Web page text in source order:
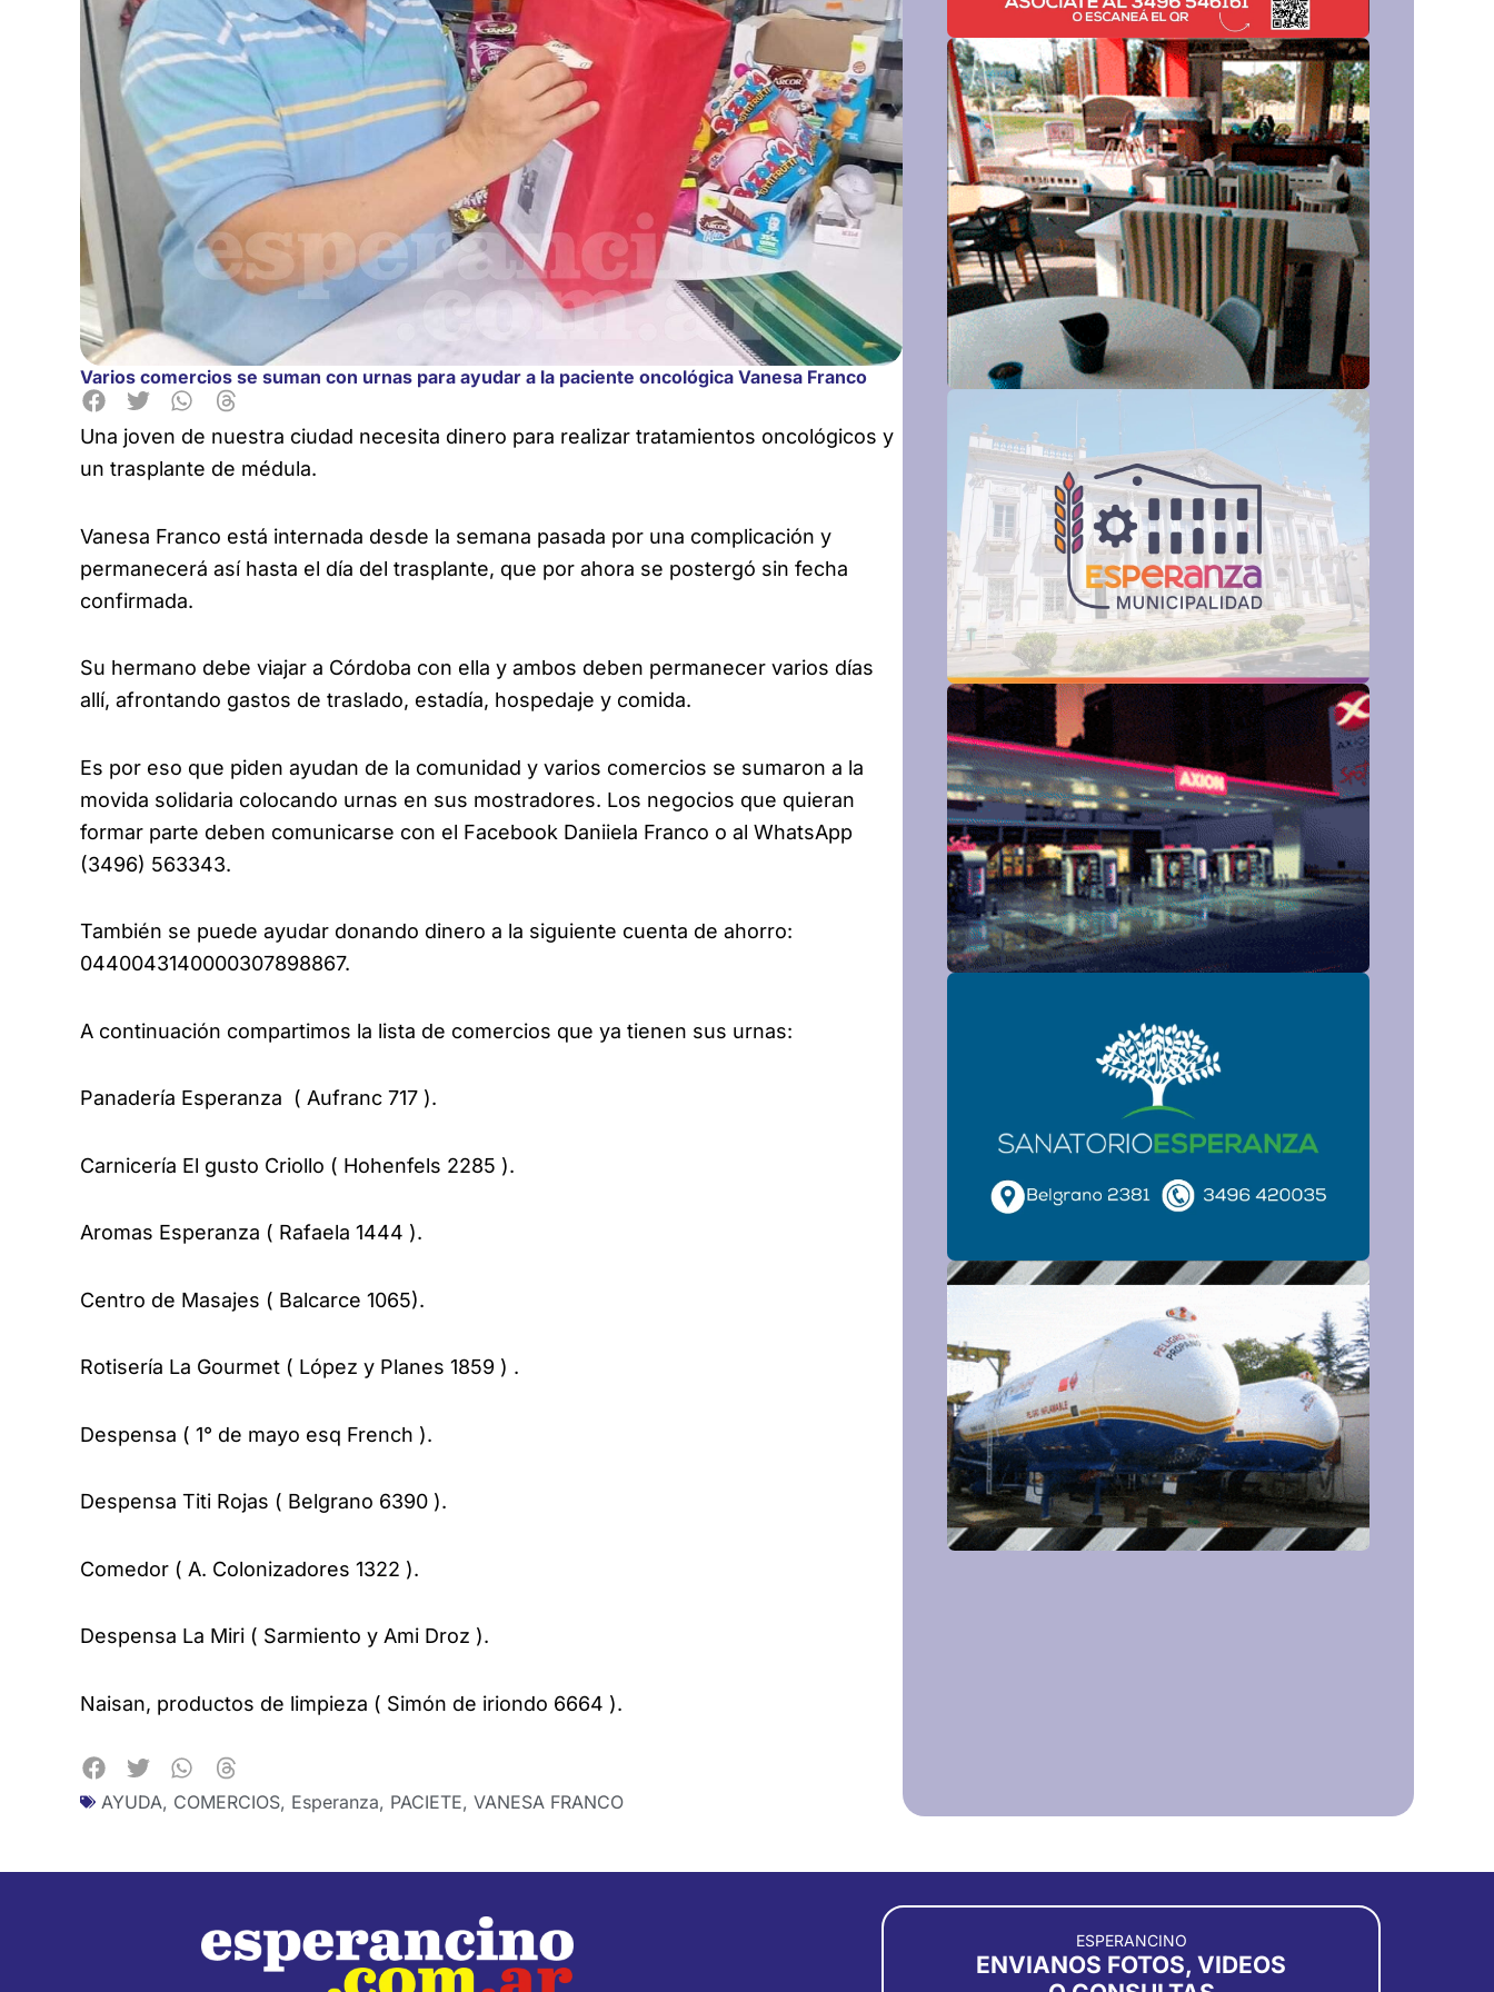
Varios comercios se suman con urnas para ayudar a la paciente oncológica Vanesa Franco
Una joven de nuestra ciudad necesita dinero para realizar tratamientos oncológicos y
un trasplante de médula.
Vanesa Franco está internada desde la semana pasada por una complicación y
permanecerá así hasta el día del trasplante, que por ahora se postergó sin fecha
confirmada.
Su hermano debe viajar a Córdoba con ella y ambos deben permanecer varios días
allí, afrontando gastos de traslado, estadía, hospedaje y comida.
Es por eso que piden ayudan de la comunidad y varios comercios se sumaron a la
movida solidaria colocando urnas en sus mostradores. Los negocios que quieran
formar parte deben comunicarse con el Facebook Daniiela Franco o al WhatsApp
(3496) 563343.
También se puede ayudar donando dinero a la siguiente cuenta de ahorro:
0440043140000307898867.
A continuación compartimos la lista de comercios que ya tienen sus urnas:
Panadería Esperanza ( Aufranc 717 ).
Carnicería El gusto Criollo ( Hohenfels 2285 ).
Aromas Esperanza ( Rafaela 1444 ).
Centro de Masajes ( Balcarce 1065).
Rotisería La Gourmet ( López y Planes 1859 ) .
Despensa ( 1° de mayo esq French ).
Despensa Titi Rojas ( Belgrano 6390 ).
Comedor ( A. Colonizadores 1322 ).
Despensa La Miri ( Sarmiento y Ami Droz ).
Naisan, productos de limpieza ( Simón de iriondo 6664 ).
AYUDA, COMERCIOS, Esperanza, PACIETE, VANESA FRANCO
ESPERANCINO
ENVIANOS FOTOS, VIDEOS